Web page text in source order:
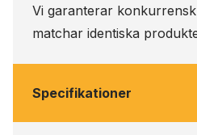
Vi garanterar
matchar identiska
Specifikationer